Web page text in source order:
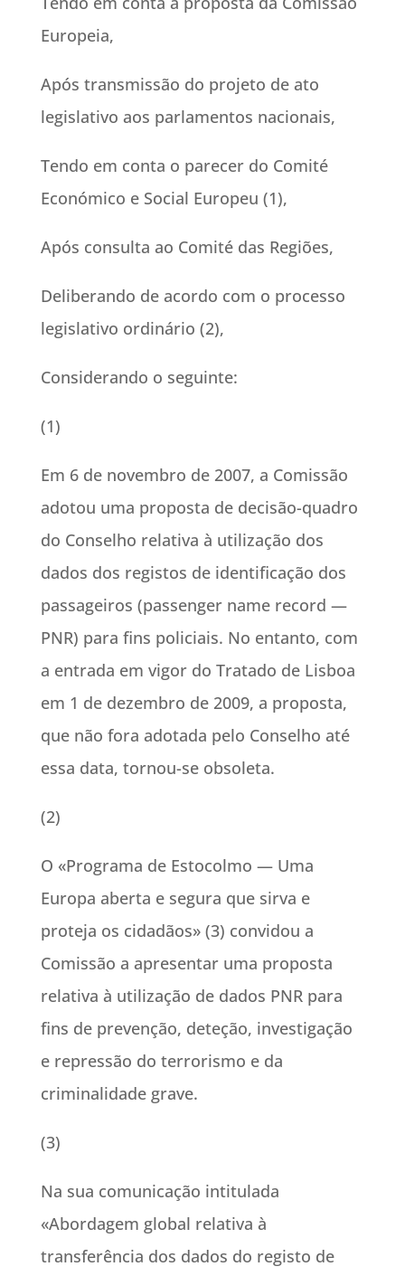
Europeia,
Após transmissão do projeto de ato
legislativo aos parlamentos nacionais,
Tendo em conta o parecer do Comité
Económico e Social Europeu (1),
Após consulta ao Comité das Regiões,
Deliberando de acordo com o processo
legislativo ordinário (2),
Considerando o seguinte:
(1)
Em 6 de novembro de 2007, a Comissão
adotou uma proposta de decisão-quadro
do Conselho relativa à utilização dos
dados dos registos de identificação dos
passageiros (passenger name record —
PNR) para fins policiais. No entanto, com
a entrada em vigor do Tratado de Lisboa
em 1 de dezembro de 2009, a proposta,
que não fora adotada pelo Conselho até
essa data, tornou-se obsoleta.
(2)
O «Programa de Estocolmo — Uma
Europa aberta e segura que sirva e
proteja os cidadãos» (3) convidou a
Comissão a apresentar uma proposta
relativa à utilização de dados PNR para
fins de prevenção, deteção, investigação
e repressão do terrorismo e da
criminalidade grave.
(3)
Na sua comunicação intitulada
«Abordagem global relativa à
transferência dos dados do registo de